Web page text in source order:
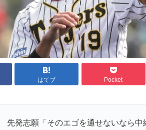
はてブ Pocket
発志願「そのエゴを通せないなら中